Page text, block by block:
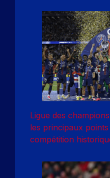
Ligue des
les principaux
compétition